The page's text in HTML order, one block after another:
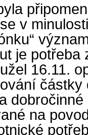
v
je potřeba
16.11.
částky
dobročinné
na